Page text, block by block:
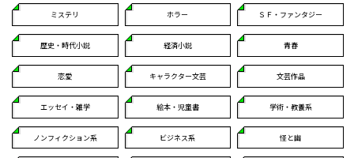
ミステリ ホラー ＳＦ・ファンタジー
歴史・時代小説 経済小説 青春
恋愛 キャラクター文芸 文芸作品
エッセイ・雑学 絵本・児童書 学術・教養系
ノンフィクション系 ビジネス系 怪と幽